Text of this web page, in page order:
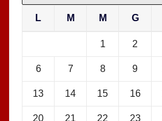
L M M G
1 2
6 7 8 9
13 14 15 16
20 21 22 23